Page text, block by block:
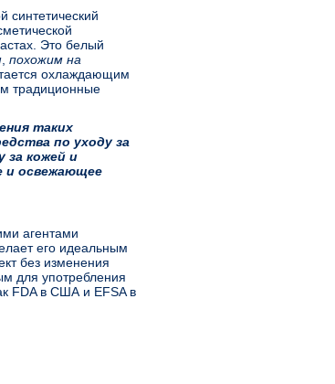
синтетический
Это белый
,похожим на
охлаждающим
традиционные
таких
по уходу за
за кожей и
и освежающее
агентами
его идеальным
без изменения
для употребления
FDA в США и EFSA в